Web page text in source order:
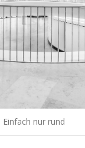
Einfach nur rund